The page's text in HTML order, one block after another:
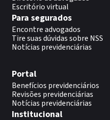
Escritório virtual
Para segurados
Encontre advogados
Tire suas dúvidas sobre NSS
Notícias previdenciárias
Portal
Benefícios previdenciários
Revisões previdenciárias
Notícias previdenciárias
Institucional